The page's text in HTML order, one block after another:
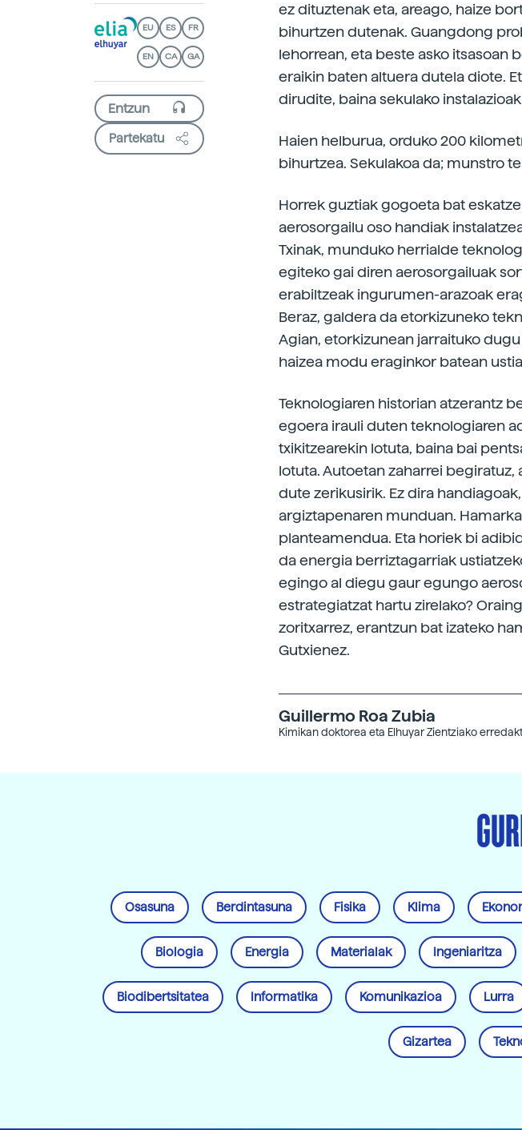
EU ES FR
EN CA GA
Partekatu
ez dituztenak eta, areago, haize
bihurtzen dutenak. Guangdong
lehorrean, eta beste asko itsasoan
eraikin baten altuera dutela diote.
dirudite, baina sekulako
Haien helburua, orduko 200
bihurtzea. Sekulakoa da; munstro
Horrek guztiak gogoeta bat
aerosorgailu oso handiak
Txinak, munduko herrialde
egiteko gai diren aerosorgailuak
erabiltzeak ingurumen-arazoak
Beraz, galdera da etorkizuneko
Agian, etorkizunean jarraituko
haizea modu eraginkor batean
Teknologiaren historian atzerantz
egoera irauli duten teknologiaren
txikitzearekin lotuta, baina bai
lotuta. Autoetan zaharrei
dute zerikusirik. Ez dira
argiztapenaren munduan.
planteamendua. Eta horiek bi
da energia berriztagarriak
egingo al diegu gaur egungo
estrategiatzat hartu zirelako?
zoritxarrez, erantzun bat izateko
Gutxienez.
Guillermo Roa Zubia
Kimikan doktorea eta Elhuyar Zientziako
Osasuna Berdintasuna Fisika Klima
Biologia Energia Materialak Ingeniaritza
Biodibertsitatea Informatika Komunikazioa Lurra
Gizartea